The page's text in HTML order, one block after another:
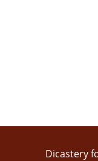
Dicastery